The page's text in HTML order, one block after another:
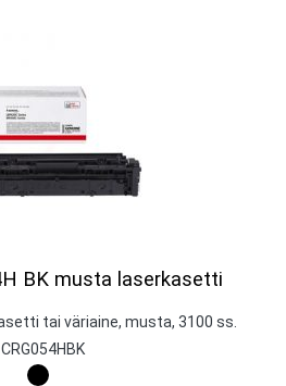
BK musta laserkasetti
tai väriaine, musta, 3100 ss.
CRG054HBK